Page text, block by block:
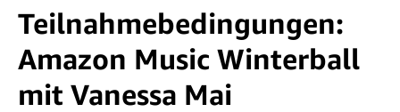
Teilnahmebedingungen:
Amazon Music Winterball
mit Vanessa Mai